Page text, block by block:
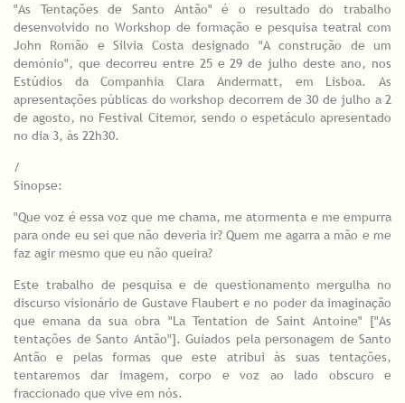
"As Tentações de Santo Antão" é o resultado do trabalho
desenvolvido no Workshop de formação e pesquisa teatral com
John Romão e Silvia Costa designado "A construção de um
demónio", que decorreu entre 25 e 29 de julho deste ano, nos
Estúdios da Companhia Clara Andermatt, em Lisboa. As
apresentações públicas do workshop decorrem de 30 de julho a 2
de agosto, no Festival Citemor, sendo o espetáculo apresentado
no dia 3, às 22h30.
/
Sinopse:
"Que voz é essa voz que me chama, me atormenta e me empurra
para onde eu sei que não deveria ir? Quem me agarra a mão e me
faz agir mesmo que eu não queira?
Este trabalho de pesquisa e de questionamento mergulha no
discurso visionário de Gustave Flaubert e no poder da imaginação
que emana da sua obra "La Tentation de Saint Antoine" ["As
tentações de Santo Antão"]. Guiados pela personagem de Santo
Antão e pelas formas que este atribui às suas tentações,
tentaremos dar imagem, corpo e voz ao lado obscuro e
fraccionado que vive em nós.